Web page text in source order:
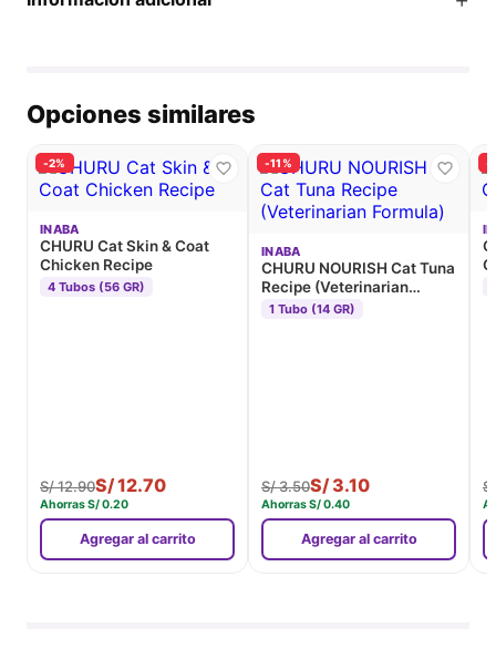
Opciones similares
-2%
INABA
CHURU Cat Skin & Coat
Chicken Recipe
4 Tubos (56 GR)
S/12.90S/12.70
AhorrasS/0.20
Agregar al carrito
-11%
INABA
CHURU NOURISH Cat Tuna
Recipe (Veterinarian
Formula)
1 Tubo (14 GR)
S/3.50S/ 3.10
AhorrasS/0.40
Agregar al carrito
-
S/